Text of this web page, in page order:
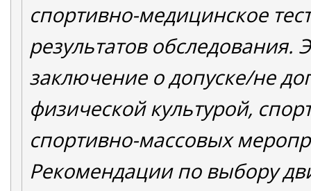
спортивно-медицинское
результатов обследования.
заключение о допуске/не
физической культурой,
спортивно-массовых
Рекомендации по выбору